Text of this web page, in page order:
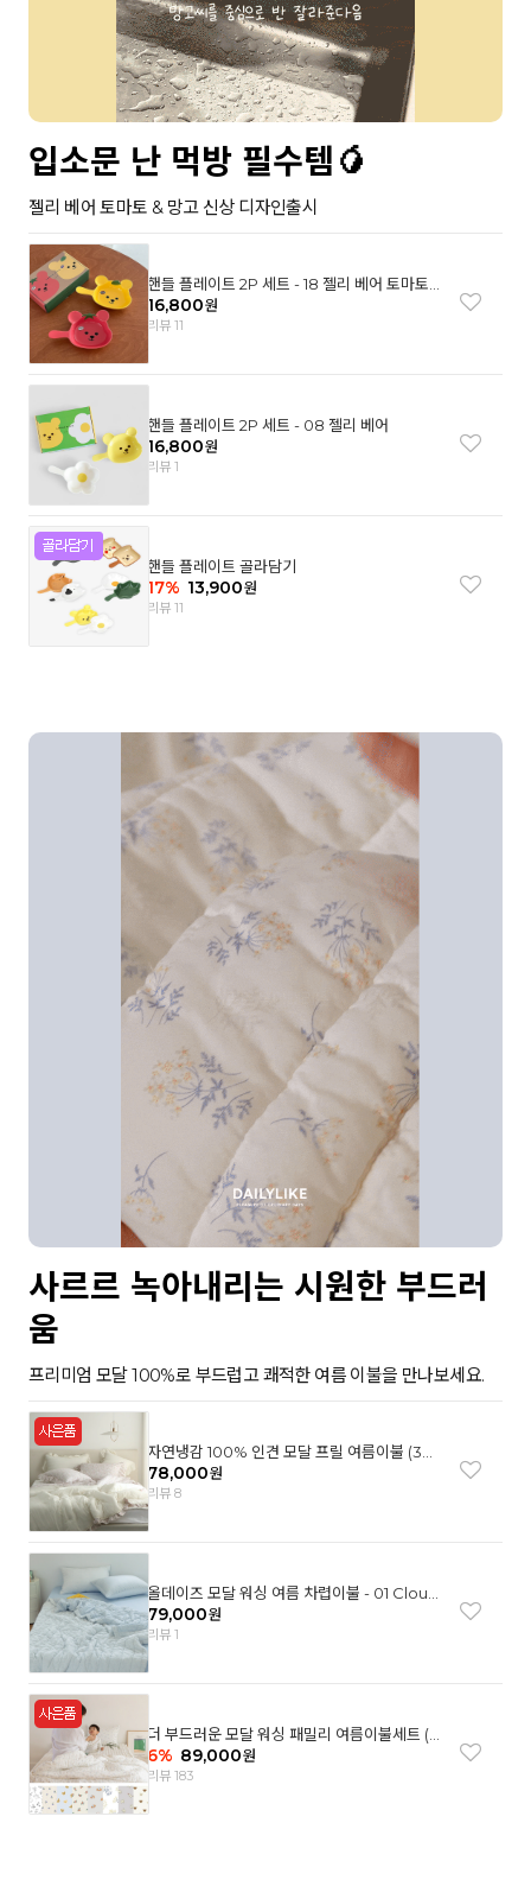
입소문 난 먹방 필수템🥭
젤리 베어 토마토 & 망고 신상 디자인출시
핸들 플레이트 2P 세트 - 18 젤리 베어 토마토
& 망고
16,800원
리뷰 11
핸들 플레이트 2P 세트 - 08 젤리 베어
16,800원
리뷰 1
핸들 플레이트 골라담기
17% 13,900원
리뷰 11
사르르 녹아내리는 시원한 부드러
움
프리미엄 모달 100%로 부드럽고 쾌적한 여름 이불을 만나보세요.
자연냉감 100% 인견 모달 프릴 여름이불 (3컬
러)
78,000원
리뷰 8
올데이즈 모달 워싱 여름 차렵이불 - 01 Cloud
garden(SS)
79,000원
리뷰 1
더 부드러운 모달 워싱 패밀리 여름이불세트 (8
컬러)
6% 89,000원
리뷰 183